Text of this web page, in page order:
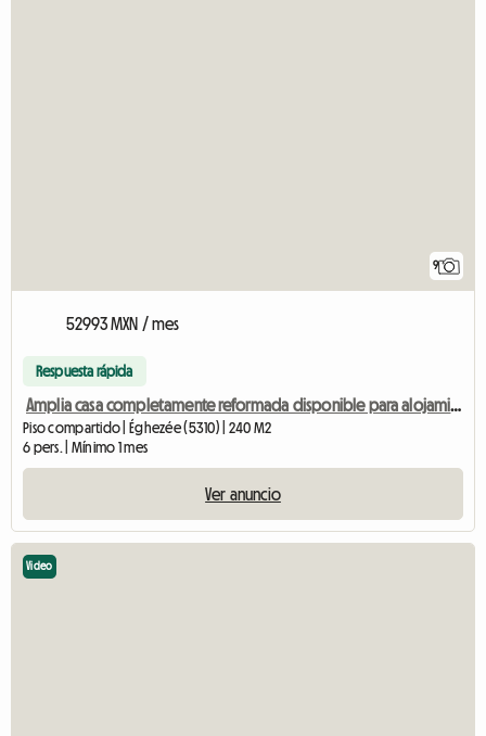
9
52993 MXN / mes
Respuesta rápida
Amplia casa completamente reformada disponible para alojamiento compartido.
Piso compartido | Éghezée (5310) | 240 M2
6 pers. | Mínimo 1 mes
Ver anuncio
Video